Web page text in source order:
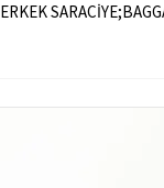
ERKEK